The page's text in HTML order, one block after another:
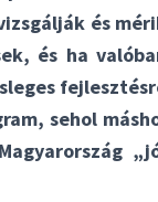
és
és ha
sehol